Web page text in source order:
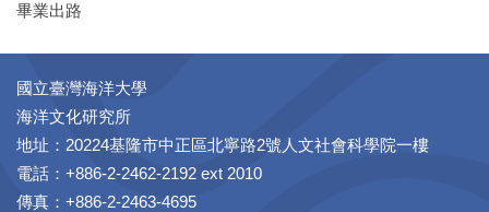
畢業出路
國立臺灣海洋大學
海洋文化研究所
地址：20224基隆市中正區北寧路2號人文社會科學院一樓
電話：+886-2-2462-2192 ext 2010
傳真：+886-2-2463-4695